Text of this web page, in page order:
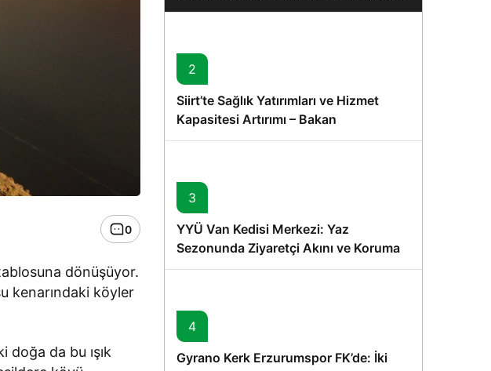
0
dönüşüyor.
kenarındaki köyler
doğa da bu ışık
Karede
2
Siirt’te Sağlık Yatırımları ve Hizmet
Kapasitesi Artırımı – Bakan
Memişoğlu’nun Ziyareti
3
YYÜ Van Kedisi Merkezi: Yaz
Sezonunda Ziyaretçi Akını ve Koruma
Vurgusu
4
Gyrano Kerk Erzurumspor FK’de: İki